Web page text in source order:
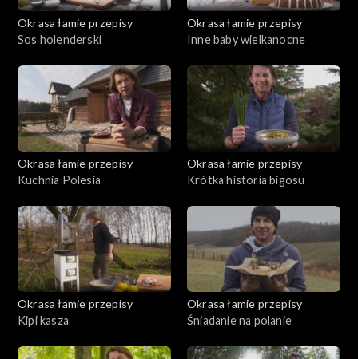
Okrasa łamie przepisy
Sos holenderski
Okrasa łamie przepisy
Inne baby wielkanocne
Okrasa łamie przepisy
Kuchnia Polesia
Okrasa łamie przepisy
Krótka historia bigosu
Okrasa łamie przepisy
Kipi kasza
Okrasa łamie przepisy
Śniadanie na polanie